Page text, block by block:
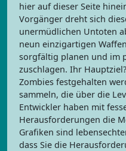
hier auf dieser Seite
Vorgänger dreht sich
unermüdlichen Untoten
neun einzigartigen
sorgfältig planen und im
zuschlagen. Ihr
Zombies festgehalten
sammeln, die über die
Entwickler haben mit
Herausforderungen die
Grafiken sind
dass Sie die